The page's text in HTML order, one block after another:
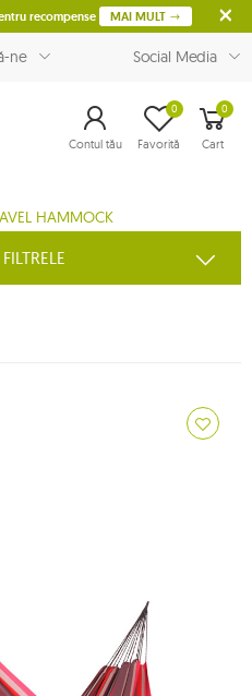
recompense MAI MULT
ne Social Media
Contul tău Favorită
0 0
Cart
HAMMOCK